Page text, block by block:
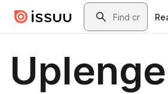
Skip to main contentSearch